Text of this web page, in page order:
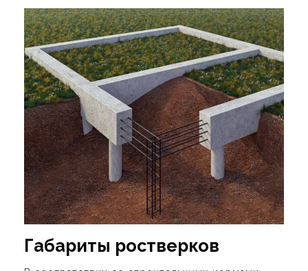
Габариты ростверков